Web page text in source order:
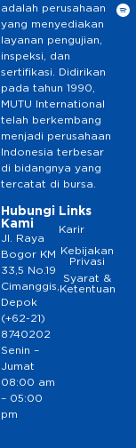
adalah perusahaan
yang menyediakan
layanan pengujian,
inspeksi, dan
sertifikasi. Didirikan
pada tahun 1990,
MUTU International
telah berkembang
menjadi perusahaan
Indonesia terbesar
di bidangnya yang
tercatat di bursa.
Hubungi
Kami
Jl. Raya
Bogor KM
33,5 No.19
Cimanggis,
Depok
(+62-21)
8740202
Senin –
Jumat
08:00 am
– 05:00
pm
Links
Karir
Kebijakan
Privasi
Syarat &
Ketentuan